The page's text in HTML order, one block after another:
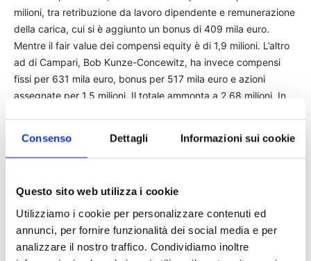
Consenso Dettagli Informazioni sui cookie
Questo sito web utilizza i cookie
Utilizziamo i cookie per personalizzare contenuti ed
annunci, per fornire funzionalità dei social media e per
analizzare il nostro traffico. Condividiamo inoltre
milioni, tra retribuzione da lavoro dipendente e remunerazione
della carica, cui si è aggiunto un bonus di 409 mila euro.
Mentre il fair value dei compensi equity è di 1,9 milioni. L’altro
ad di Campari, Bob Kunze-Concewitz, ha invece compensi
fissi per 631 mila euro, bonus per 517 mila euro e azioni
assegnate per 1,5 milioni. Il totale ammonta a 2,68 milioni. In
vengono raggiunti gli obiettivi. Diversa la scelta fatta da
Mediaset, dove la componente variabile a breve deve essere
membri del consiglio spetta lo 0,01% dell’utile consolidato con
un limite massimo di 300 mila euro da ripartirsi in parti uguali
tra tutti i consiglieri. (riproduzione riservata)